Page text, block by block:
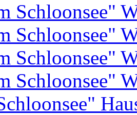
Schloonsee"
Schloonsee"
Schloonsee"
Schloonsee"